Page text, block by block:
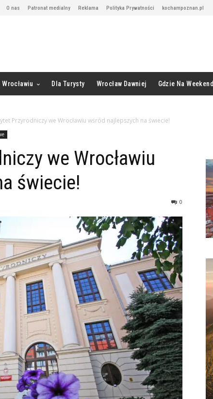
O nas Patronat medialny Reklama Polityka Prywatności kochampoznan.pl
Dla Turysty Wrocław Dawniej Gdzie Na Weekend
Przyrodniczy we Wrocławiu wśród najlepszych na świecie!
we Wrocławiu
świecie!
0